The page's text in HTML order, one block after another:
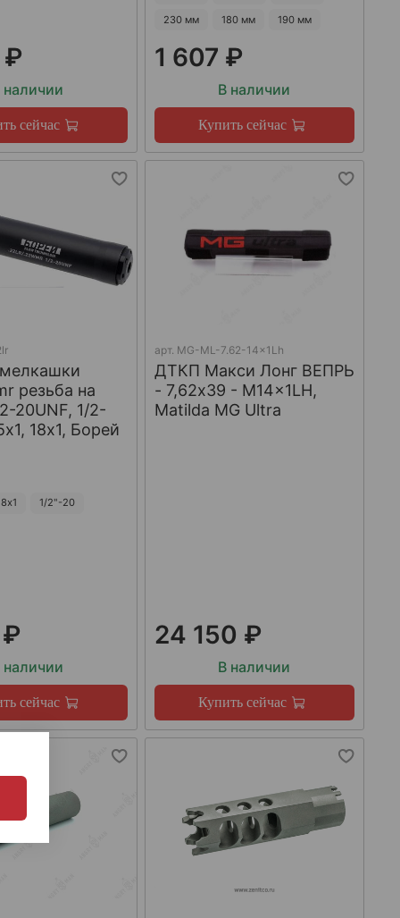
₽
наличии
сейчас
230 мм 180 мм 190 мм
1 607 ₽
В наличии
Купить сейчас
резьба на
20UNF, 1/2-
18х1, Борей
1/2"-20
наличии
сейчас
арт. MG-ML-7.62-14x1Lh
ДТКП Макси Лонг ВЕПРЬ
- 7,62x39 - M14x1LH,
Matilda MG Ultra
24 150 ₽
В наличии
Купить сейчас